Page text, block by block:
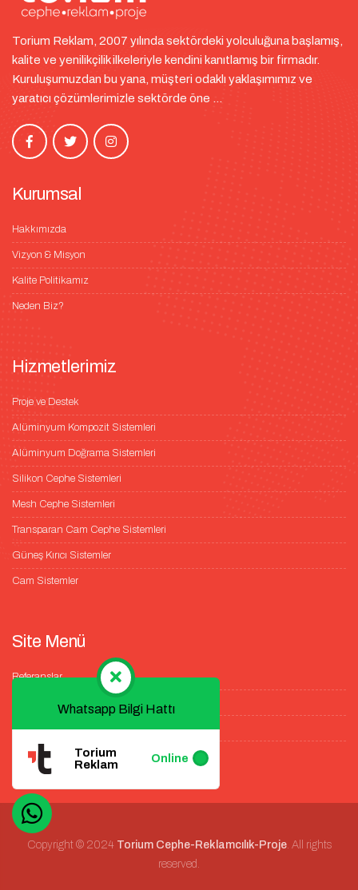
Torium Reklam, 2007 yılında sektördeki yolculuğuna başlamış,
kalite ve yenilikçilik ilkeleriyle kendini kanıtlamış bir firmadır.
Kuruluşumuzdan bu yana, müşteri odaklı yaklaşımımız ve
yaratıcı çözümlerimizle sektörde öne ...
Kurumsal
Hakkımızda
Vizyon & Misyon
Kalite Politikamız
Neden Biz?
Hizmetlerimiz
Proje ve Destek
Alüminyum Kompozit Sistemleri
Alüminyum Doğrama Sistemleri
Silikon Cephe Sistemleri
Mesh Cephe Sistemleri
Transparan Cam Cephe Sistemleri
Güneş Kırıcı Sistemler
Cam Sistemler
Site Menü
Referanslar
Blog
İletişim
Copyright © 2024 Torium Cephe-Reklamcılık-Proje. All rights
reserved.
Whatsapp Bilgi Hattı
Torium
Reklam
Online